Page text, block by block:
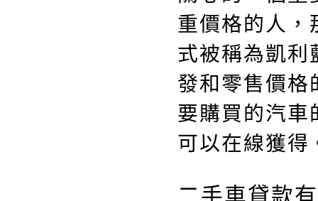
重價格的人
式被稱為凱
發和零售價
要購買的汽
可以在線獲得
二手車貸款